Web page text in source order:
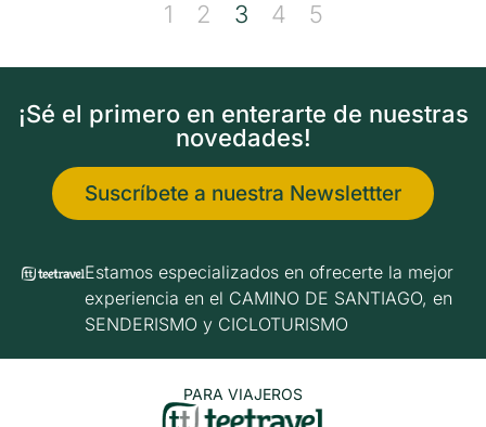
1 2 3 4 5
¡Sé el primero en enterarte de nuestras
novedades!
Suscríbete a nuestra Newslettter
Estamos especializados en ofrecerte la mejor
experiencia en el CAMINO DE SANTIAGO, en
SENDERISMO y CICLOTURISMO
PARA VIAJEROS